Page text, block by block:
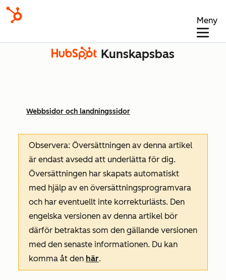
Meny
Kunskapsbas
Webbsidor och landningssidor
Observera: Översättningen av denna artikel
är endast avsedd att underlätta för dig.
Översättningen har skapats automatiskt
med hjälp av en översättningsprogramvara
och har eventuellt inte korrekturlästs. Den
engelska versionen av denna artikel bör
därför betraktas som den gällande versionen
med den senaste informationen. Du kan
komma åt den här.